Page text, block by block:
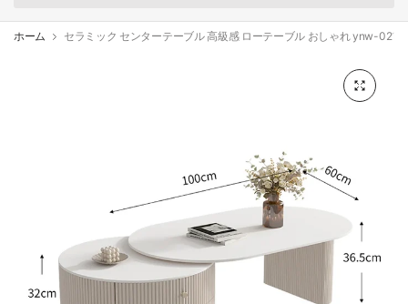
検
ホーム セラミック センターテーブル 高級感 ローテーブル おしゃれ ynw-021